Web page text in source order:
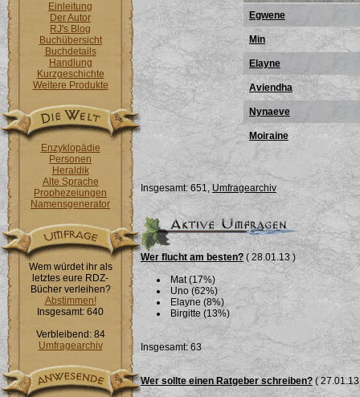
Einleitung
Der Autor
RJ's Blog
Buchübersicht
Buchdetails
Handlung
Kurzgeschichte
Weitere Produkte
Enzyklopädie
Personen
Heraldik
Alte Sprache
Prophezeiungen
Namensgenerator
Wem würdet ihr als
letztes eure RDZ-
Bücher verleihen?
Abstimmen!
Insgesamt: 640
Verbleibend: 84
Umfragearchiv
Egwene
Min
Elayne
Aviendha
Nynaeve
Moiraine
Insgesamt: 651, Umfragearchiv
Wer flucht am besten? ( 28.01.13 )
Mat (17%)
Uno (62%)
Elayne (8%)
Birgitte (13%)
Insgesamt: 63
Wer sollte einen Ratgeber schreiben? (